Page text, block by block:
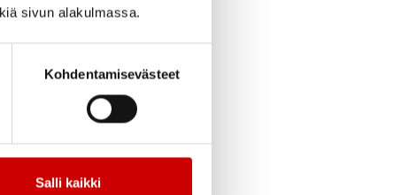
sivun alakulmassa.
Kohdentamisevästeet
Salli kaikki
esiintymistä
voi olla ajoin
tilanne,
kyljellä maatessa,